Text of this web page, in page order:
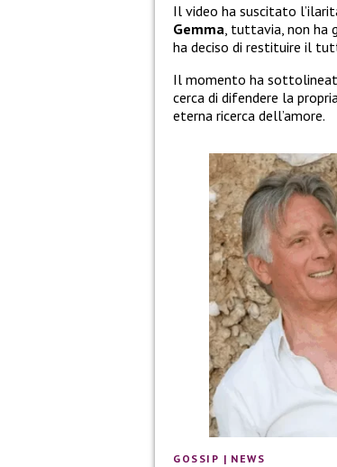
Il video ha suscitato
Gemma , tuttavia, non
ha deciso di restituire il
Il momento ha
cerca di difendere la
eterna ricerca dell’amore.
GOSSIP | NEWS